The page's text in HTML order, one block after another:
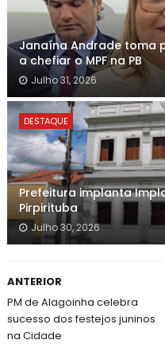
Janaína Andrade toma
a chefiar o MPF na PB
Julho 31, 2026
DESTAQUE
Prefeitura implanta
Pirpirituba
Julho 30, 2026
ANTERIOR
PM de Alagoinha celebra
sucesso dos festejos juninos
na Cidade